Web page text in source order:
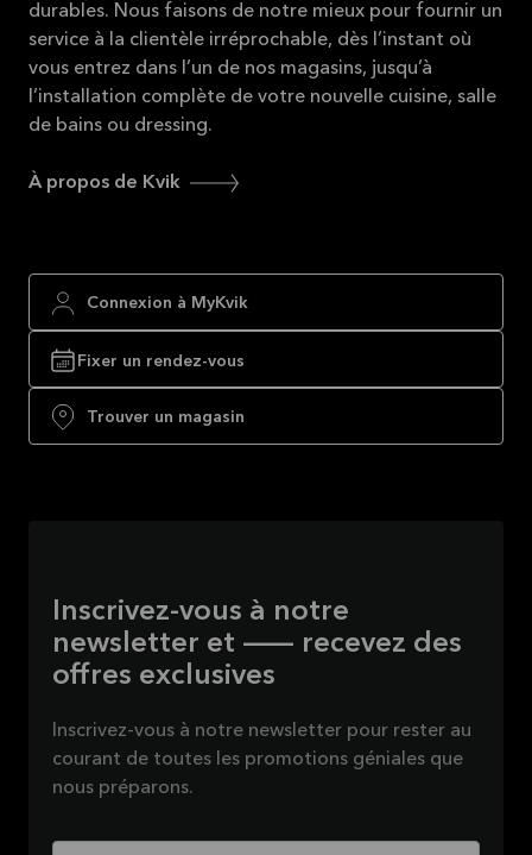
durables. Nous faisons de notre mieux pour fournir un
service à la clientèle irréprochable, dès l’instant où
vous entrez dans l’un de nos magasins, jusqu’à
l’installation complète de votre nouvelle cuisine, salle
de bains ou dressing.
À propos de Kvik
Connexion à MyKvik
Fixer un rendez-vous
Trouver un magasin
Inscrivez-vous à notre
newsletter et — recevez des
offres exclusives
Inscrivez-vous à notre newsletter pour rester au
courant de toutes les promotions géniales que
nous préparons.